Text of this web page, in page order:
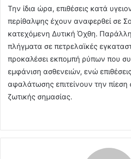
Την ίδια ώρα, επιθέσεις κατά
περίθαλψης έχουν αναφερθεί σε
κατεχόμενη Δυτική Όχθη.
πλήγματα σε πετρελαϊκές
προκαλέσει εκπομπή ρύπων που
εμφάνιση ασθενειών, ενώ
αφαλάτωσης επιτείνουν την πίεση
ζωτικής σημασίας.